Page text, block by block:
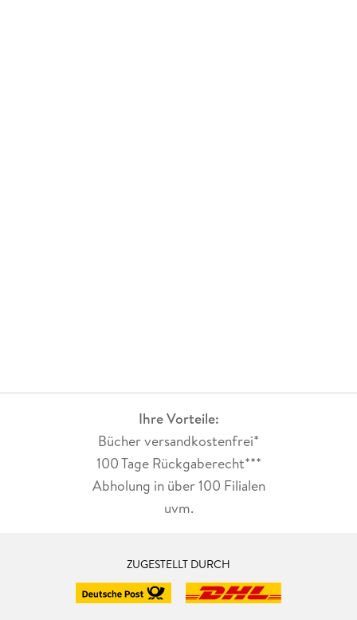
Ihre Vorteile:
Bücher versandkostenfrei*
100 Tage Rückgaberecht***
Abholung in über 100 Filialen
uvm.
ZUGESTELLT DURCH